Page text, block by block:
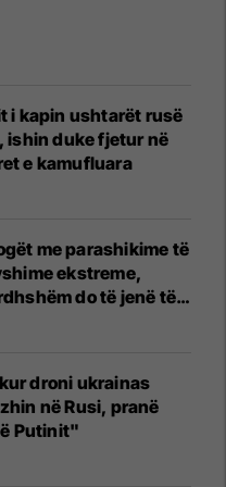
i kapin ushtarët rusë
ishin duke fjetur në
e kamufluara
me parashikime të
ekstreme,
do të jenë të
droni ukrainas
në Rusi, pranë
Putinit"